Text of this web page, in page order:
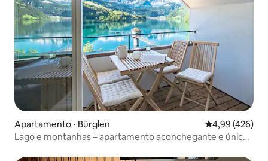
Apartamento ⋅ Bürglen 4,99 de uma
4,99 (426)
Lago e montanhas – apartamento aconchegante e único